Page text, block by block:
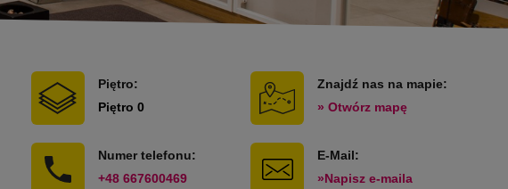
Piętro:
Piętro 0
Znajdź nas na mapie:
» Otwórz mapę
Numer telefonu:
+48 667600469
E-Mail:
»Napisz e-maila